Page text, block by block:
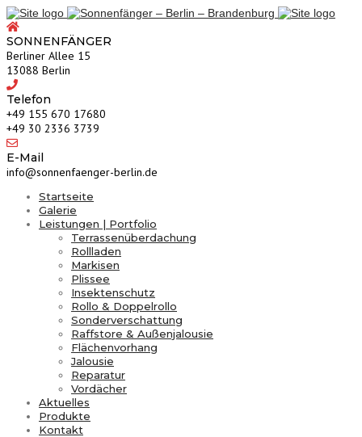
SONNENFÄNGER
Berliner Allee 15
13088 Berlin
Telefon
‎+49 155 670 17680
+49 30 2336 3739
E-Mail
info@sonnenfaenger-berlin.de
Startseite
Galerie
Leistungen | Portfolio
Terrassenüberdachung
Rollladen
Markisen
Plissee
Insektenschutz
Rollo & Doppelrollo
Sonderverschattung
Raffstore & Außenjalousie
Flächenvorhang
Jalousie
Reparatur
Vordächer
Aktuelles
Produkte
Kontakt